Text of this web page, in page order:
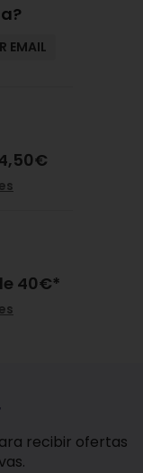
EMAIL
40€*
recibir ofertas